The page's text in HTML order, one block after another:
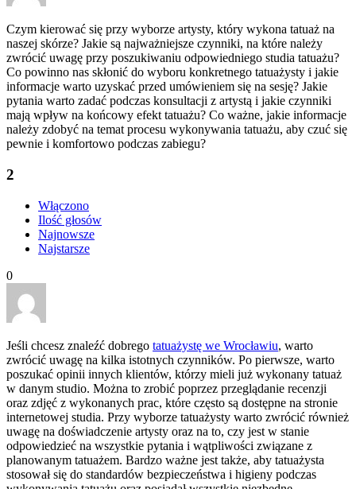
Czym kierować się przy wyborze artysty, który wykona tatuaż na
naszej skórze? Jakie są najważniejsze czynniki, na które należy
zwrócić uwagę przy poszukiwaniu odpowiedniego studia tatuażu?
Co powinno nas skłonić do wyboru konkretnego tatuażysty i jakie
informacje warto uzyskać przed umówieniem się na sesję? Jakie
pytania warto zadać podczas konsultacji z artystą i jakie czynniki
mają wpływ na końcowy efekt tatuażu? Co ważne, jakie informacje
należy zdobyć na temat procesu wykonywania tatuażu, aby czuć się
pewnie i komfortowo podczas zabiegu?
2
Włączono
Ilość głosów
Najnowsze
Najstarsze
0
Jeśli chcesz znaleźć dobrego tatuażystę we Wrocławiu, warto
zwrócić uwagę na kilka istotnych czynników. Po pierwsze, warto
poszukać opinii innych klientów, którzy mieli już wykonany tatuaż
w danym studio. Można to zrobić poprzez przeglądanie recenzji
oraz zdjęć z wykonanych prac, które często są dostępne na stronie
internetowej studia. Przy wyborze tatuażysty warto zwrócić również
uwagę na doświadczenie artysty oraz na to, czy jest w stanie
odpowiedzieć na wszystkie pytania i wątpliwości związane z
planowanym tatuażem. Bardzo ważne jest także, aby tatuażysta
stosował się do standardów bezpieczeństwa i higieny podczas